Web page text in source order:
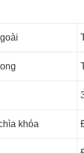
khóa